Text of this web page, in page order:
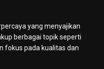
yang menyajikan
berbagai topik seperti
fokus pada kualitas dan